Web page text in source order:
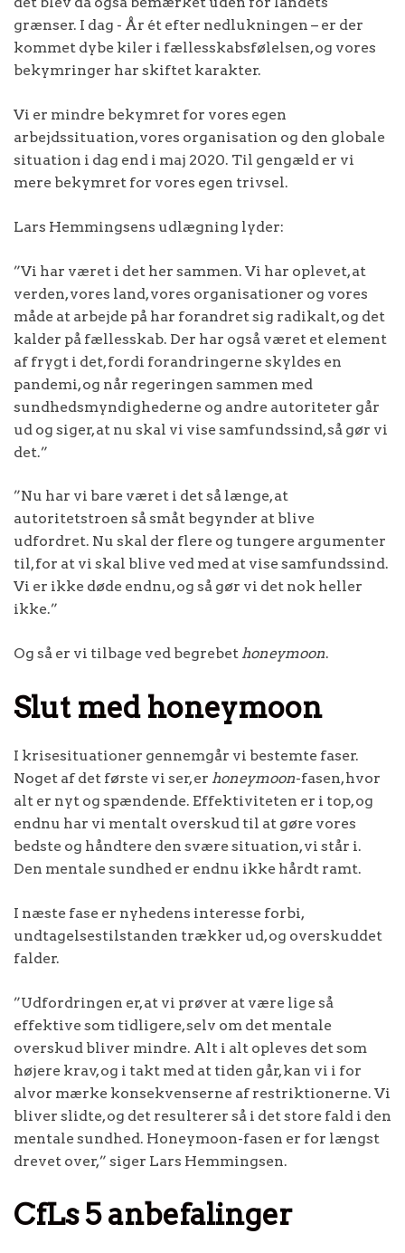
grænser. I dag - År ét efter nedlukningen – er der
kommet dybe kiler i fællesskabsfølelsen, og vores
bekymringer har skiftet karakter.
Vi er mindre bekymret for vores egen
arbejdssituation, vores organisation og den globale
situation i dag end i maj 2020. Til gengæld er vi
mere bekymret for vores egen trivsel.
Lars Hemmingsens udlægning lyder:
”Vi har været i det her sammen. Vi har oplevet, at
verden, vores land, vores organisationer og vores
måde at arbejde på har forandret sig radikalt, og det
kalder på fællesskab. Der har også været et element
af frygt i det, fordi forandringerne skyldes en
pandemi, og når regeringen sammen med
sundhedsmyndighederne og andre autoriteter går
ud og siger, at nu skal vi vise samfundssind, så gør vi
det.”
”Nu har vi bare været i det så længe, at
autoritetstroen så småt begynder at blive
udfordret. Nu skal der flere og tungere argumenter
til, for at vi skal blive ved med at vise samfundssind.
Vi er ikke døde endnu, og så gør vi det nok heller
ikke.”
Og så er vi tilbage ved begrebet honeymoon.
Slut med honeymoon
I krisesituationer gennemgår vi bestemte faser.
Noget af det første vi ser, er honeymoon-fasen, hvor
alt er nyt og spændende. Effektiviteten er i top, og
endnu har vi mentalt overskud til at gøre vores
bedste og håndtere den svære situation, vi står i.
Den mentale sundhed er endnu ikke hårdt ramt.
I næste fase er nyhedens interesse forbi,
undtagelsestilstanden trækker ud, og overskuddet
falder.
”Udfordringen er, at vi prøver at være lige så
effektive som tidligere, selv om det mentale
overskud bliver mindre. Alt i alt opleves det som
højere krav, og i takt med at tiden går, kan vi i for
alvor mærke konsekvenserne af restriktionerne. Vi
bliver slidte, og det resulterer så i det store fald i den
mentale sundhed. Honeymoon-fasen er for længst
drevet over,” siger Lars Hemmingsen.
CfLs 5 anbefalinger